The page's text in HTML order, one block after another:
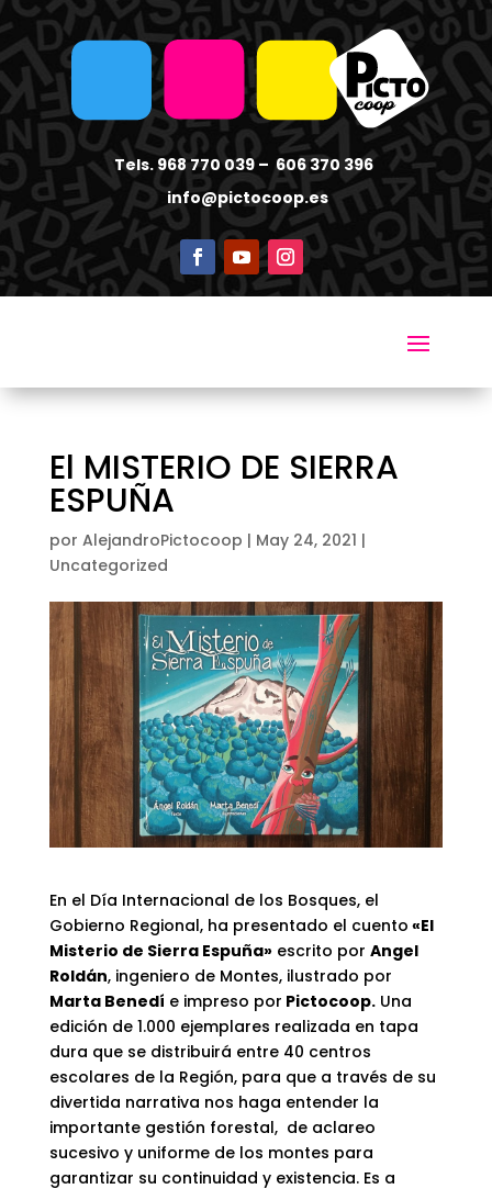
Tels. 968 770 039 – 606 370 396
info@pictocoop.es
El MISTERIO DE SIERRA
ESPUÑA
por AlejandroPictocoop | May 24, 2021 |
Uncategorized
En el Día Internacional de los Bosques, el
Gobierno Regional, ha presentado el cuento «El
Misterio de Sierra Espuña»escrito por Angel
Roldán, ingeniero de Montes, ilustrado por
Marta Benedí e impreso por Pictocoop.Una
edición de 1.000 ejemplares realizada en tapa
dura que se distribuirá entre 40 centros
escolares de la Región, para que a través de su
divertida narrativa nos haga entender la
importante gestión forestal, de aclareo
sucesivo y uniforme de los montes para
garantizar su continuidad y existencia. Es a